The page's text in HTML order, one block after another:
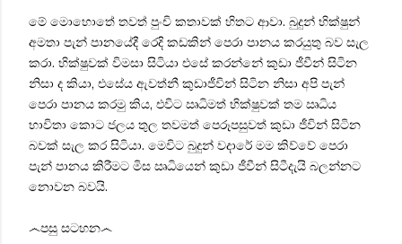
මේ මොහොතේ තවත් පුංචි කතාවක් හිතට ආවා. බුදුන් භික්ෂුන්
අමතා පැන් පානයේදී රෙදි කඩකින් පෙරා පානය කරයුතු බව සැල
කරා. භික්ෂුවක් විමසා සිටියා එසේ කරන්නේ කුඩා ජීවීන් සිටින
නිසා ද කියා, එසේය ඇවත්නී කුඩාජීවින් සිටින නිසා අපි පැන්
පෙරා පානය කරමු කිය, එවිට ඍධිමත් භික්ෂුවක් තම ඍධිය
භාවිතා කොට ජලය තුල තවමත් පෙරූපසුවත් කුඩා ජීවින් සිටින
බවක් සැල කර සිටියා. මෙවිට බුදුන් වදාරේ මම කිව්වේ පෙරා
පැන් පානය කිරීමට මිස ඍධියෙන් කුඩා ජීවීන් සිටීදැයි බලන්නට
නොවන බවයි.
෴පසු සටහන෴